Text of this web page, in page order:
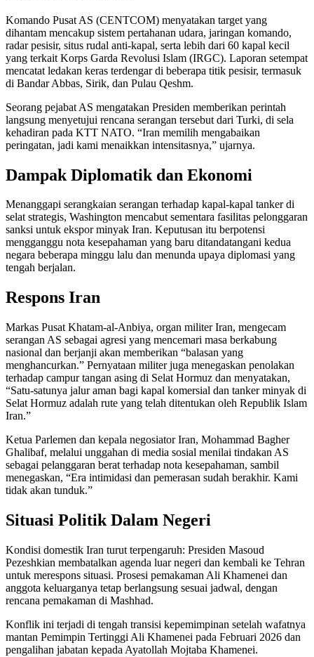
Komando Pusat AS (CENTCOM) menyatakan target yang
dihantam mencakup sistem pertahanan udara, jaringan komando,
radar pesisir, situs rudal anti-kapal, serta lebih dari 60 kapal kecil
yang terkait Korps Garda Revolusi Islam (IRGC). Laporan setempat
mencatat ledakan keras terdengar di beberapa titik pesisir, termasuk
di Bandar Abbas, Sirik, dan Pulau Qeshm.
Seorang pejabat AS mengatakan Presiden memberikan perintah
langsung menyetujui rencana serangan tersebut dari Turki, di sela
kehadiran pada KTT NATO. “Iran memilih mengabaikan
peringatan, jadi kami menaikkan intensitasnya,” ujarnya.
Dampak Diplomatik dan Ekonomi
Menanggapi serangkaian serangan terhadap kapal-kapal tanker di
selat strategis, Washington mencabut sementara fasilitas pelonggaran
sanksi untuk ekspor minyak Iran. Keputusan itu berpotensi
mengganggu nota kesepahaman yang baru ditandatangani kedua
negara beberapa minggu lalu dan menunda upaya diplomasi yang
tengah berjalan.
Respons Iran
Markas Pusat Khatam-al-Anbiya, organ militer Iran, mengecam
serangan AS sebagai agresi yang mencemari masa berkabung
nasional dan berjanji akan memberikan “balasan yang
menghancurkan.” Pernyataan militer juga menegaskan penolakan
terhadap campur tangan asing di Selat Hormuz dan menyatakan,
“Satu-satunya jalur aman bagi kapal komersial dan tanker minyak di
Selat Hormuz adalah rute yang telah ditentukan oleh Republik Islam
Iran.”
Ketua Parlemen dan kepala negosiator Iran, Mohammad Bagher
Ghalibaf, melalui unggahan di media sosial menilai tindakan AS
sebagai pelanggaran berat terhadap nota kesepahaman, sambil
menegaskan, “Era intimidasi dan pemerasan sudah berakhir. Kami
tidak akan tunduk.”
Situasi Politik Dalam Negeri
Kondisi domestik Iran turut terpengaruh: Presiden Masoud
Pezeshkian membatalkan agenda luar negeri dan kembali ke Tehran
untuk merespons situasi. Prosesi pemakaman Ali Khamenei dan
anggota keluarganya tetap berlangsung sesuai jadwal, dengan
rencana pemakaman di Mashhad.
Konflik ini terjadi di tengah transisi kepemimpinan setelah wafatnya
mantan Pemimpin Tertinggi Ali Khamenei pada Februari 2026 dan
pengalihan jabatan kepada Ayatollah Mojtaba Khamenei.